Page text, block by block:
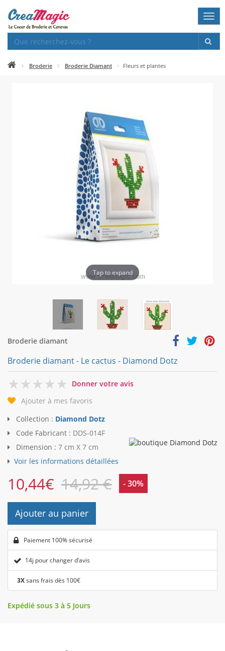
Broderie Broderie Diamant Fleurs et plantes
Tap to expand
Broderie diamant
Broderie diamant - Le cactus - Diamond Dotz
0
Donner votre avis
Ajouter à mes favoris
Collection : Diamond Dotz
Code Fabricant : DDS-014F
Dimension : 7 cm X 7 cm
Voir les informations détaillées
10,44€ 14,92 € - 30%
Ajouter au panier
Paiement 100% sécurisé
14j pour changer d’avis
3Xsans frais dès 100€
Expédié sous 3 à 5 Jours